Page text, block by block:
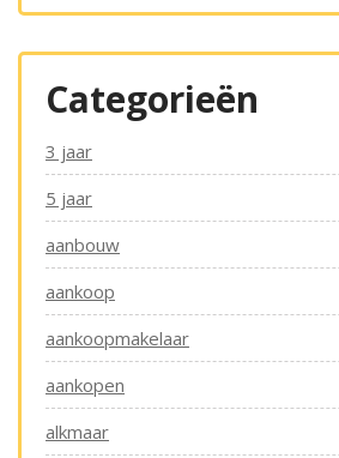
Categorieën
3 jaar
5 jaar
aanbouw
aankoop
aankoopmakelaar
aankopen
alkmaar